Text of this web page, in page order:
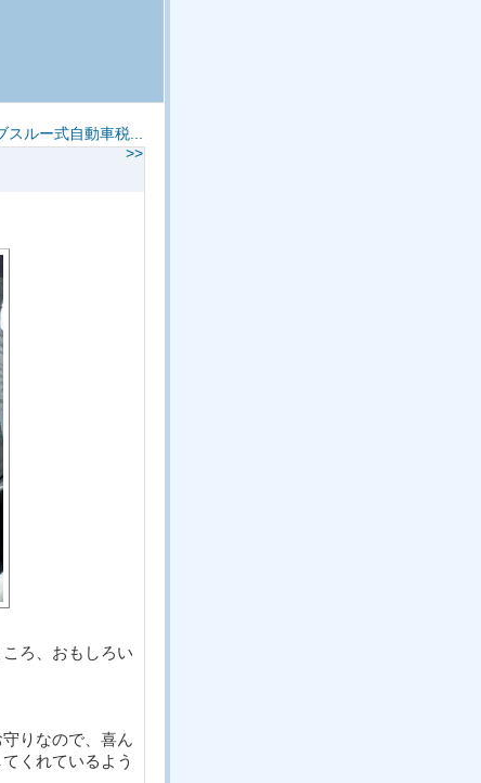
スルー式自動車税...
>>
ろ、おもしろい
りなので、喜ん
くれているよう